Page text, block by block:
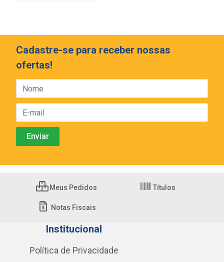
Cadastre-se para receber nossas
ofertas!
Meus Pedidos Títulos
Notas Fiscais
Institucional
Política de Privacidade